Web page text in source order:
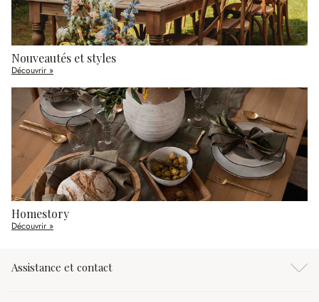
Nouveautés et styles
Découvrir »
Homestory
Découvrir »
Assistance et contact